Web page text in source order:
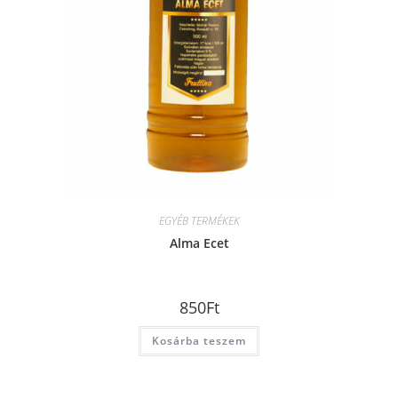
EGYÉB TERMÉKEK
Alma Ecet
850Ft
Kosárba teszem